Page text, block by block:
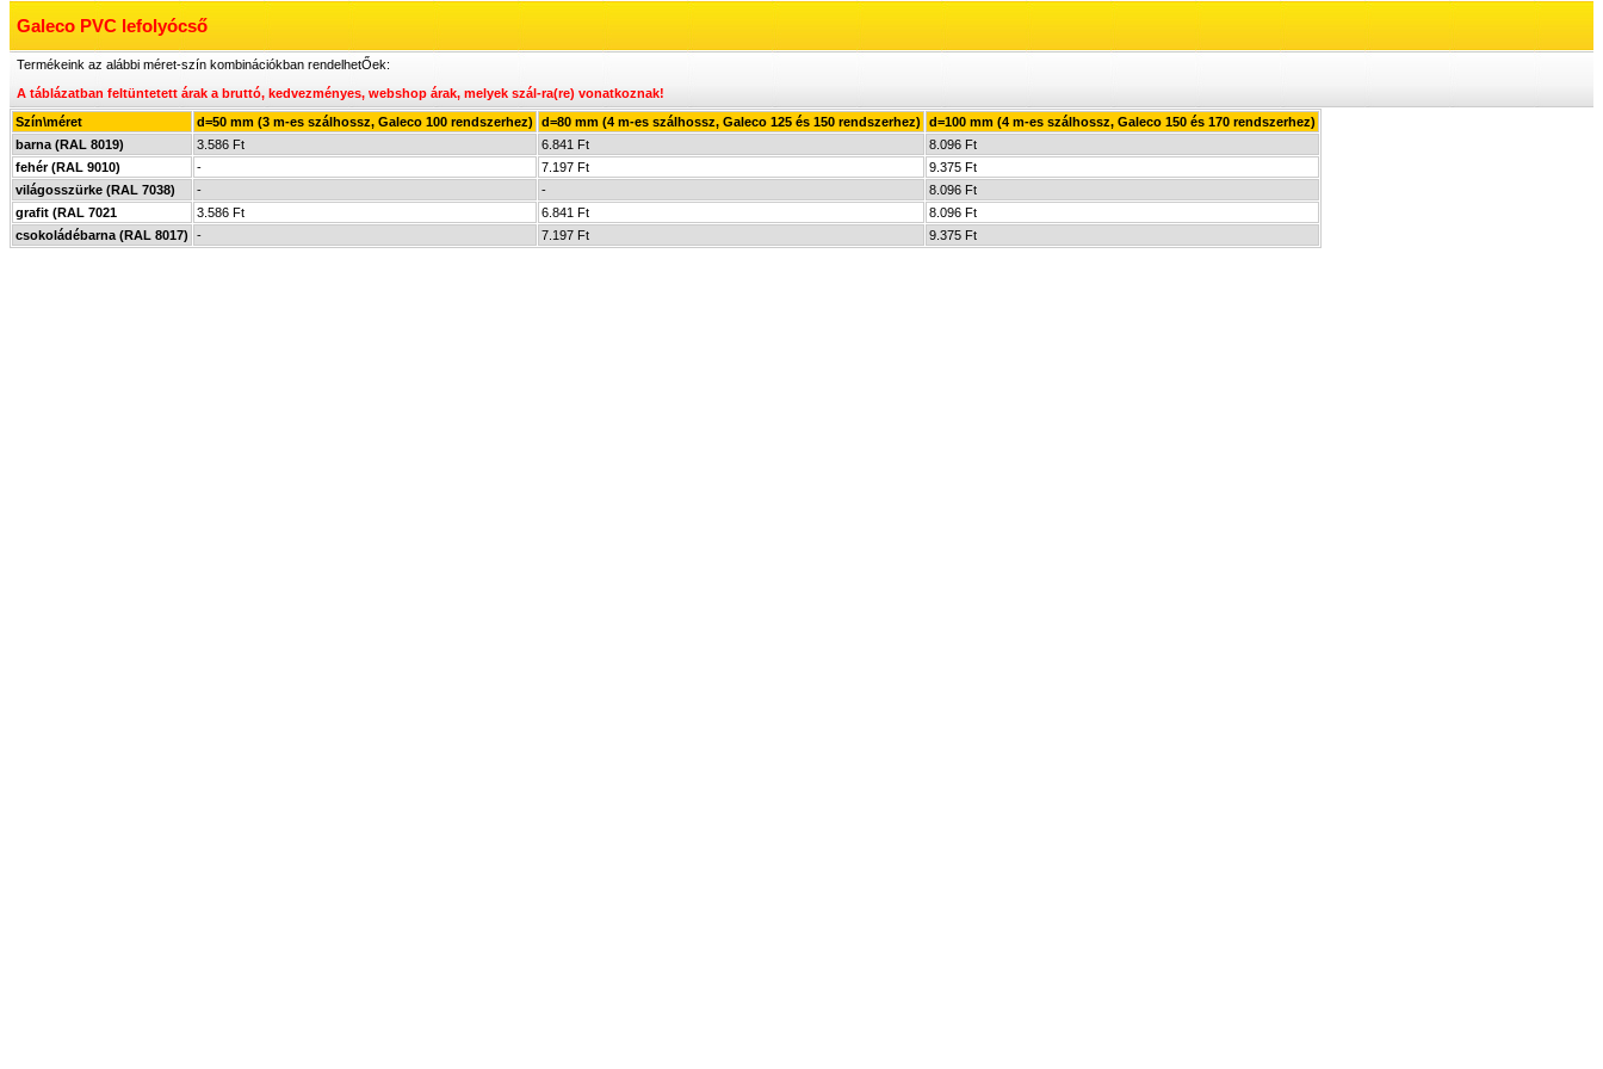
Galeco PVC lefolyócső
Termékeink az alábbi méret-szín kombinációkban rendelhetŐek:
A táblázatban feltüntetett árak a bruttó, kedvezményes, webshop árak, melyek szál-ra(re) vonatkoznak!
Szín\méret
d=50 mm (3 m-es szálhossz, Galeco 100 rendszerhez) d=80 mm (4 m-es szálhossz, Galeco 125 és 150 rendszerhez)
d=100 mm (4 m-es szálhossz, Galeco 150 és 170 rendszerhez)
barna (RAL 8019)
3.586 Ft 6.841 Ft
8.096 Ft
fehér (RAL 9010)
- 7.197 Ft
9.375 Ft
világosszürke (RAL 7038)
- -
8.096 Ft
grafit (RAL 7021
3.586 Ft 6.841 Ft
8.096 Ft
csokoládébarna (RAL 8017)
- 7.197 Ft 9.375 Ft